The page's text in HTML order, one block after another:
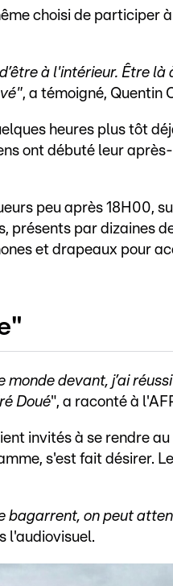
choisi de participer
à l'intérieur. Être
, a témoigné, Quentin
heures plus tôt
ont débuté leur
peu après 18H00,
présents par dizaines
et drapeaux pour
monde devant, j’ai
Doué", a raconté à
invités à se rendre
s'est fait désirer.
bagarrent, on peut
l'audiovisuel.